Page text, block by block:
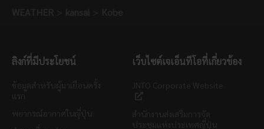
ลิงก์ที่มีประโยชน์ เว็บไซต์เจเอ็นทีโอที่เกี่ยวข้อง